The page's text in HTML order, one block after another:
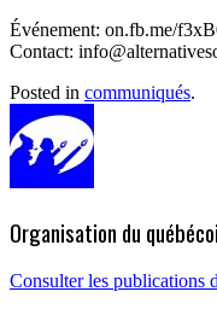
Événement: on.fb.me/
Contact:
Posted in communiqués.
Organisation du
Consulter les publications